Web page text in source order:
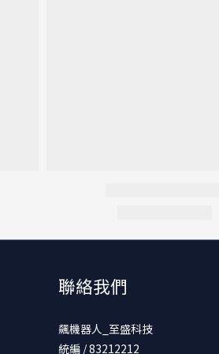
聯絡我們
飆機器人_至盛科技
統編 / 83212212